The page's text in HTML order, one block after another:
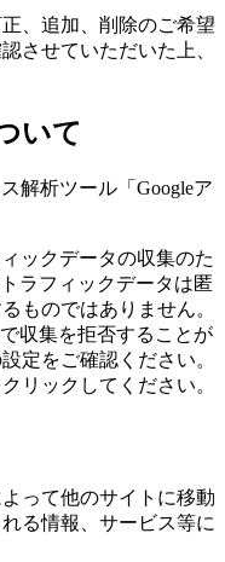
、追加、削除のご希望
させていただいた上、
いて
解析ツール「Googleア
ックデータの収集のた
ラフィックデータは匿
ものではありません。
収集を拒否することが
定をご確認ください。
クリックしてください。
って他のサイトに移動
る情報、サービス等に